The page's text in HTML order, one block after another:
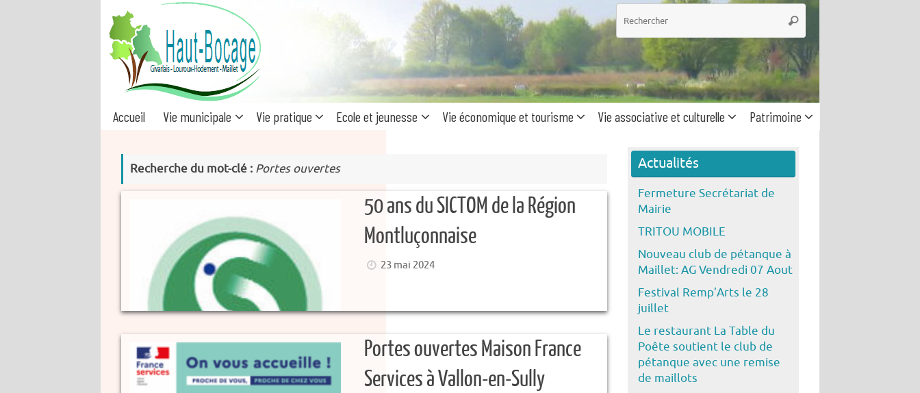
Recherche
pour
Rechercher
Accueil Vie municipale Vie pratique Ecole et jeunesse Vie économique et tourisme Vie associative et culturelle Patrimoine
Recherche du mot-clé : Portes ouvertes
50 ans du SICTOM de la Région
Montluçonnaise
23 mai 2024
Portes ouvertes Maison France
Services à Vallon-en-Sully
Actualités
Fermeture Secrétariat de
Mairie
TRITOU MOBILE
Nouveau club de pétanque à
Maillet: AG Vendredi 07 Aout
Festival Remp’Arts le 28
juillet
Le restaurant La Table du
Poête soutient le club de
pétanque avec une remise
de maillots